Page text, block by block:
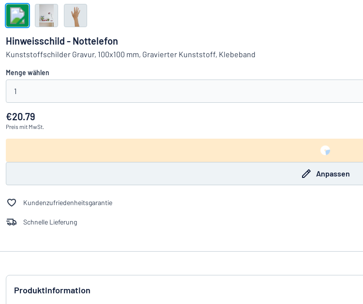
Das Gesuchte nicht gefunden?
Alle Kategorien anzeigen
Einloggen
Kundenservice
Privat
Hinweisschild - Nottelefon
Kunststoffschilder Gravur, 100x100 mm, Gravierter Kunststoff, Klebeband
Menge wählen
1
€20.79
Preis mit MwSt.
Anpassen
Kundenzufriedenheitsgarantie
Schnelle Lieferung
Produktinformation